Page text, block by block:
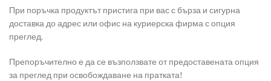
При поръчка продуктът пристига при вас с бърза и сигурна
доставка до адрес или офис на куриерска фирма с опция
преглед.
Препоръчително е да се възползвате от предоставената опция
за преглед при освобождаване на пратката!